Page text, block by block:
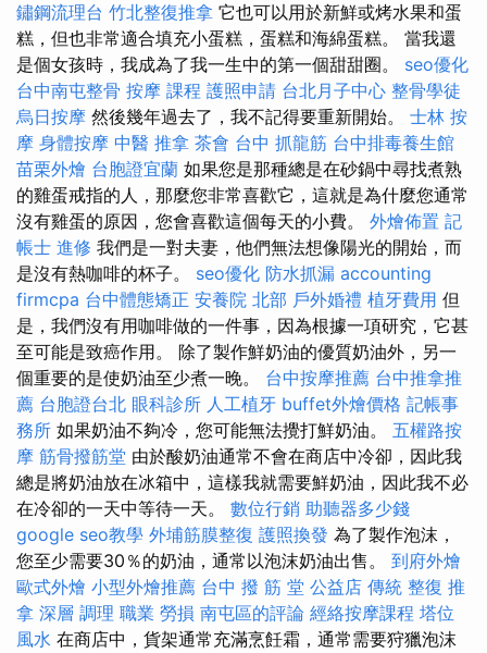
鏽鋼流理台 竹北整復推拿 它也可以用於新鮮或烤水果和蛋
糕，但也非常適合填充小蛋糕，蛋糕和海綿蛋糕。 當我還
是個女孩時，我成為了我一生中的第一個甜甜圈。 seo優化
台中南屯整骨 按摩 課程 護照申請 台北月子中心 整骨學徒
烏日按摩 然後幾年過去了，我不記得要重新開始。 士林 按
摩 身體按摩 中醫 推拿 茶會 台中 抓龍筋 台中排毒養生館
苗栗外燴 台胞證宜蘭 如果您是那種總是在砂鍋中尋找煮熟
的雞蛋戒指的人，那麼您非常喜歡它，這就是為什麼您通常
沒有雞蛋的原因，您會喜歡這個每天的小費。 外燴佈置 記
帳士 進修 我們是一對夫妻，他們無法想像陽光的開始，而
是沒有熱咖啡的杯子。 seo優化 防水抓漏 accounting
firmcpa 台中體態矯正 安養院 北部 戶外婚禮 植牙費用 但
是，我們沒有用咖啡做的一件事，因為根據一項研究，它甚
至可能是致癌作用。 除了製作鮮奶油的優質奶油外，另一
個重要的是使奶油至少煮一晚。 台中按摩推薦 台中推拿推
薦 台胞證台北 眼科診所 人工植牙 buffet外燴價格 記帳事
務所 如果奶油不夠冷，您可能無法攪打鮮奶油。 五權路按
摩 筋骨撥筋堂 由於酸奶油通常不會在商店中冷卻，因此我
總是將奶油放在冰箱中，這樣我就需要鮮奶油，因此我不必
在冷卻的一天中等待一天。 數位行銷 助聽器多少錢
google seo教學 外埔筋膜整復 護照換發 為了製作泡沫，
您至少需要30％的奶油，通常以泡沫奶油出售。 到府外燴
歐式外燴 小型外燴推薦 台中 撥 筋 堂 公益店 傳統 整復 推
拿 深層 調理 職業 勞損 南屯區的評論 經絡按摩課程 塔位
風水 在商店中，貨架通常充滿烹飪霜，通常需要狩獵泡沫